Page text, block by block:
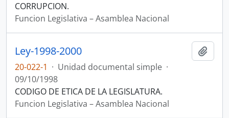
CORRUPCION.
Funcion Legislativa – Asamblea Nacional
Ley-1998-2000
20-022-1 · Unidad documental simple ·
09/10/1998
CODIGO DE ETICA DE LA LEGISLATURA.
Funcion Legislativa – Asamblea Nacional